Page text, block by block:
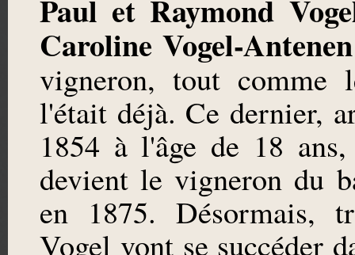
Paul et Raymond
Caroline Vogel-Antenen
vigneron, tout comme
l'était déjà. Ce dernier,
1854 à l'âge de 18
devient le vigneron du
en 1875. Désormais,
Vogel vont se succéder